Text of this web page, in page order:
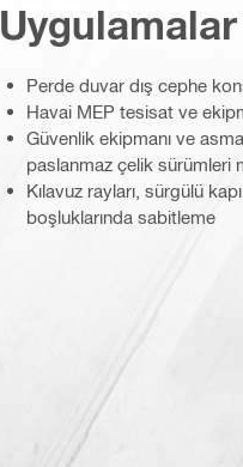
Uygulamalar
Perde duvar dış cephe
Havai MEP tesisat ve
Güvenlik ekipmanı ve
paslanmaz çelik sürümleri
Kılavuz rayları, sürgülü
boşluklarında sabitleme